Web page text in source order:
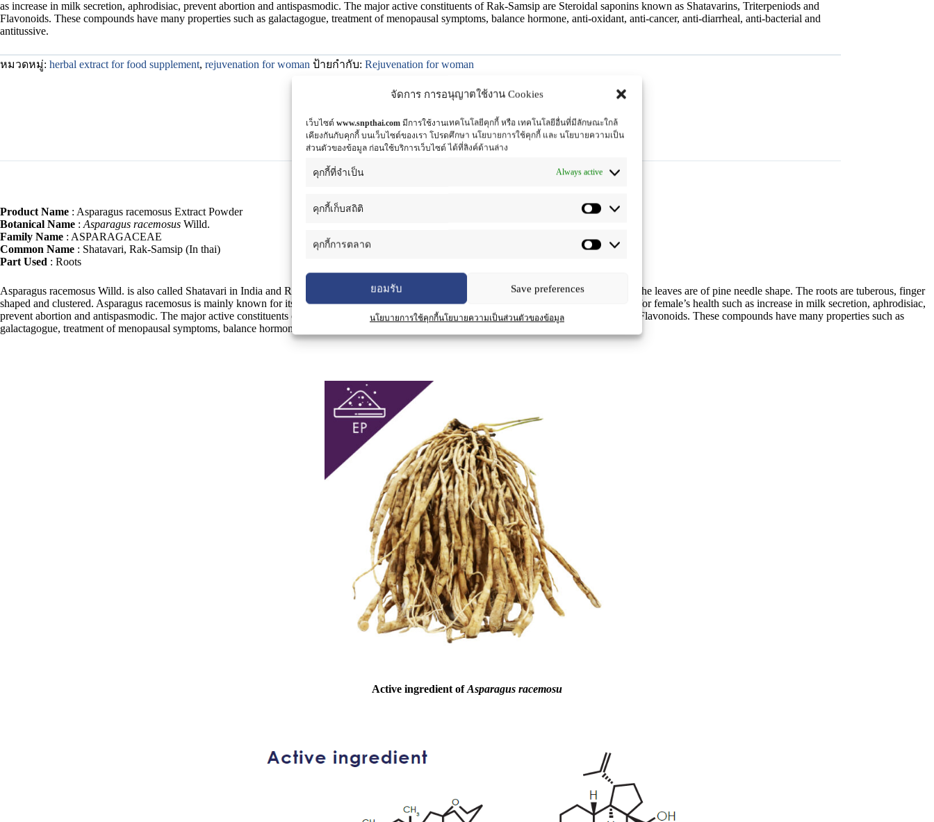
จัดการ การอนุญาตใช้งาน Cookies
เว็บไซต์ www.snpthai.com มีการใช้งานเทคโนโลยีคุกกี้ หรือ เทคโนโลยีอื่นที่มีลักษณะใกล้
เคียงกันกับคุกกี้ บนเว็บไซต์ของเรา โปรดศึกษา นโยบายการใช้คุกกี้ และ นโยบายความเป็น
ส่วนตัวของข้อมูล ก่อนใช้บริการเว็บไซต์ ได้ที่ลิงค์ด้านล่าง
คุกกี้ที่จำเป็น Always active
คุกกี้เก็บสถิติ
คุกกี้การตลาด
ยอมรับ Save preferences
นโยบายการใช้คุกกี้นโยบายความเป็นส่วนตัวของข้อมูล
as increase in milk secretion, aphrodisiac, prevent abortion and antispasmodic. The major active constituents of Rak-Samsip are Steroidal saponins known as Shatavarins, Triterpeniods and
Flavonoids. These compounds have many properties such as galactagogue, treatment of menopausal symptoms, balance hormone, anti-oxidant, anti-cancer, anti-diarrheal, anti-bacterial and
antitussive.
หมวดหมู่: herbal extract for food supplement, rejuvenation for woman ป้ายกำกับ: Rejuvenation for woman
คำอธิบาย
Product Name : Asparagus racemosus Extract Powder
Botanical Name : Asparagus racemosus Willd.
Family Name : ASPARAGACEAE
Common Name : Shatavari, Rak-Samsip (In thai)
Part Used : Roots
Asparagus racemosus Willd. is also called Shatavari in India and Rak-Samsip or Samroi-Rak in Thailand. Rak-Samsip is a small woody cliamber, the leaves are of pine needle shape. The roots are tuberous, finger
shaped and clustered. Asparagus racemosus is mainly known for its phytoestrogenic properties. Its root has been used of the Ayuravedic medicine for female’s health such as increase in milk secretion, aphrodisiac,
prevent abortion and antispasmodic. The major active constituents of Rak-Samsip are Steroidal saponins known as Shatavarins, Triterpeniods and Flavonoids. These compounds have many properties such as
galactagogue, treatment of menopausal symptoms, balance hormone, anti-oxidant, anti-cancer, anti-diarrheal, anti-bacterial and antitussive.
Active ingredient ofAsparagus racemosu